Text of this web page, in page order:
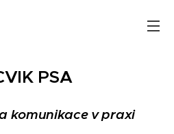
PSA
komunikace v praxi